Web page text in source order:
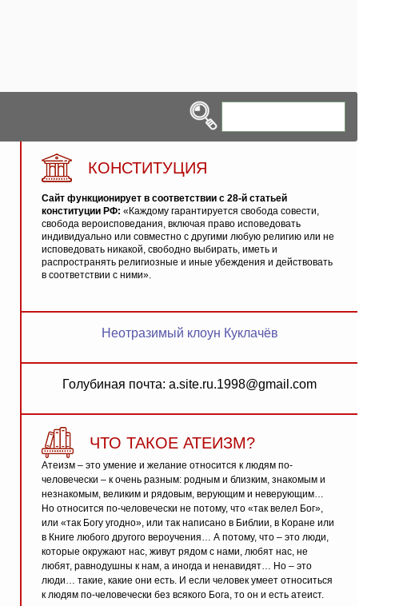
КОНСТИТУЦИЯ
Сайт функционирует в соответствии с 28-й статьей
конституции РФ: «Каждому гарантируется свобода совести,
свобода вероисповедания, включая право исповедовать
индивидуально или совместно с другими любую религию или не
исповедовать никакой, свободно выбирать, иметь и
распространять религиозные и иные убеждения и действовать
в соответствии с ними».
Неотразимый клоун Куклачёв
Голубиная почта: a.site.ru.1998@gmail.com
ЧТО ТАКОЕ АТЕИЗМ?
Атеизм – это умение и желание относится к людям по-
человечески – к очень разным: родным и близким, знакомым и
незнакомым, великим и рядовым, верующим и неверующим…
Но относится по-человечески не потому, что «так велел Бог»,
или «так Богу угодно», или так написано в Библии, в Коране или
в Книге любого другого вероучения… А потому, что – это люди,
которые окружают нас, живут рядом с нами, любят нас, не
любят, равнодушны к нам, а иногда и ненавидят… Но – это
люди… такие, какие они есть. И если человек умеет относиться
к людям по-человечески без всякого Бога, то он и есть атеист.